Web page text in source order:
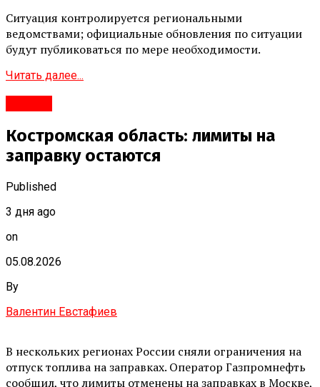
Ситуация контролируется региональными
ведомствами; официальные обновления по ситуации
будут публиковаться по мере необходимости.
Читать далее...
Костромская область: лимиты на
заправку остаются
Published
3 дня ago
on
05.08.2026
By
Валентин Евстафиев
В нескольких регионах России сняли ограничения на
отпуск топлива на заправках. Оператор Газпромнефть
сообщил, что лимиты отменены на заправках в Москве,